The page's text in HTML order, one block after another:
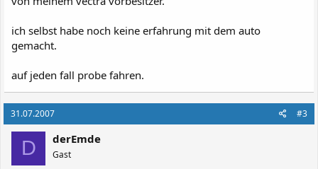
ich selbst habe noch keine erfahrung mit dem auto
gemacht.
auf jeden fall probe fahren.
31.07.2007 #3
D derEmde
Gast